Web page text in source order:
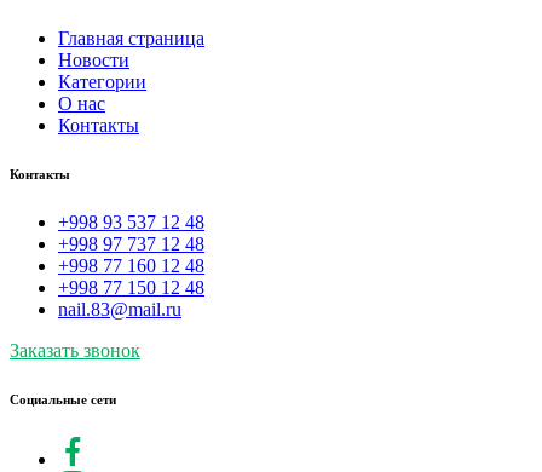
Главная страница
Новости
Категории
О нас
Контакты
Контакты
+998 93 537 12 48
+998 97 737 12 48
+998 77 160 12 48
+998 77 150 12 48
nail.83@mail.ru
Заказать звонок
Социальные сети